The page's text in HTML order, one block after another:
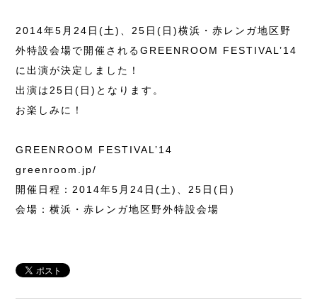
2014年5月24日(土)、25日(日)横浜・赤レンガ地区野
外特設会場で開催されるGREENROOM FESTIVAL’14
に出演が決定しました！
出演は25日(日)となります。
お楽しみに！
GREENROOM FESTIVAL’14
greenroom.jp/
開催日程：2014年5月24日(土)、25日(日)
会場：横浜・赤レンガ地区野外特設会場